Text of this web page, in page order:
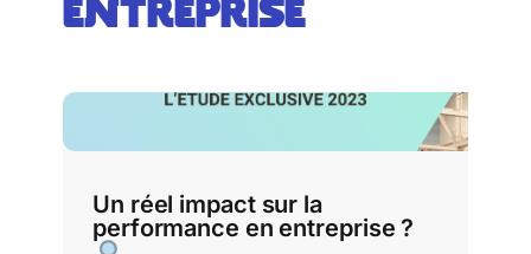
entreprise​
Un réel impact sur la
performance en entreprise ?